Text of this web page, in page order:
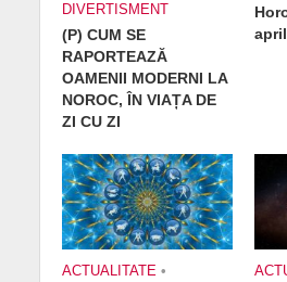
DIVERTISMENT
(P) CUM SE
RAPORTEAZĂ
OAMENII MODERNI LA
NOROC, ÎN VIAȚA DE
ZI CU ZI
ACTUALITATE •